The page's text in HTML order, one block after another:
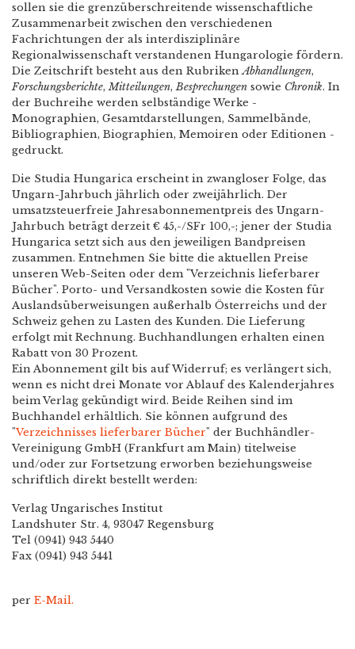
sollen sie die grenzüberschreitende wissenschaftliche
Zusammenarbeit zwischen den verschiedenen
Fachrichtungen der als interdisziplinäre
Regionalwissenschaft verstandenen Hungarologie fördern.
Die Zeitschrift besteht aus den RubrikenAbhandlungen,
Forschungsberichte,Mitteilungen,Besprechungen sowie Chronik. In
der Buchreihe werden selbständige Werke -
Monographien, Gesamtdarstellungen, Sammelbände,
Bibliographien, Biographien, Memoiren oder Editionen -
gedruckt.
Die Studia Hungarica erscheint in zwangloser Folge, das
Ungarn-Jahrbuch jährlich oder zweijährlich. Der
umsatzsteuerfreie Jahresabonnementpreis des Ungarn-
Jahrbuch beträgt derzeit € 45,-/SFr 100,-; jener der Studia
Hungarica setzt sich aus den jeweiligen Bandpreisen
zusammen. Entnehmen Sie bitte die aktuellen Preise
unseren Web-Seiten oder dem "Verzeichnis lieferbarer
Bücher". Porto- und Versandkosten sowie die Kosten für
Auslandsüberweisungen außerhalb Österreichs und der
Schweiz gehen zu Lasten des Kunden. Die Lieferung
erfolgt mit Rechnung. Buchhandlungen erhalten einen
Rabatt von 30 Prozent.
Ein Abonnement gilt bis auf Widerruf; es verlängert sich,
wenn es nicht drei Monate vor Ablauf des Kalenderjahres
beim Verlag gekündigt wird. Beide Reihen sind im
Buchhandel erhältlich. Sie können aufgrund des
"Verzeichnisses lieferbarer Bücher" der Buchhändler-
Vereinigung GmbH (Frankfurt am Main) titelweise
und/oder zur Fortsetzung erworben beziehungsweise
schriftlich direkt bestellt werden:
Verlag Ungarisches Institut
Landshuter Str. 4, 93047 Regensburg
Tel (0941) 943 5440
Fax (0941) 943 5441
per E-Mail.